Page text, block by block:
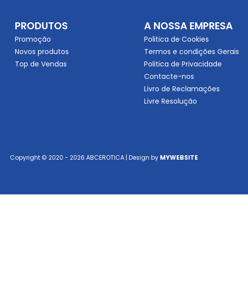
PRODUTOS
Promoção
Novos produtos
Top de Vendas
A NOSSA EMPRESA
Politica de Cookies
Termos e condições Gerais
Politica de Privacidade
Contacte-nos
Livro de Reclamações
Livre Resolução
Copyright © 2020 - 2026 ABCEROTICA | Design by MYWEBSITE